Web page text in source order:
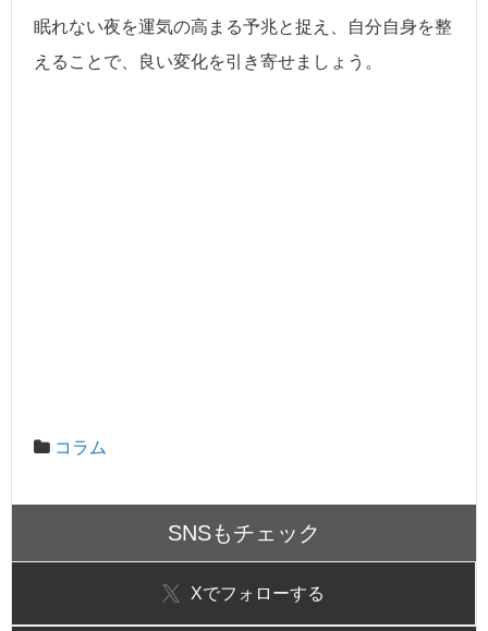
眠れない夜を運気の高まる予兆と捉え、自分自身を整
えることで、良い変化を引き寄せましょう。
コラム
SNSもチェック
Xでフォローする